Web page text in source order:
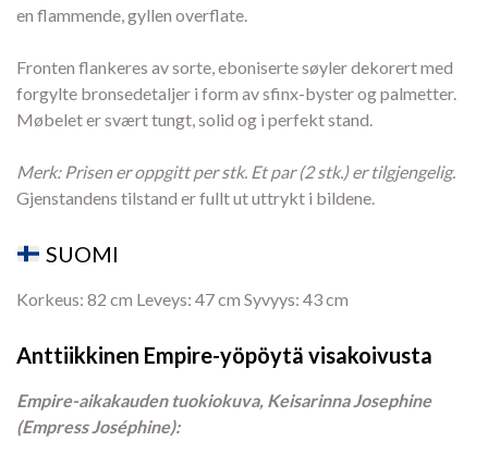
en flammende, gyllen overflate.
Fronten flankeres av sorte, eboniserte søyler dekorert med
forgylte bronsedetaljer i form av sfinx-byster og palmetter.
Møbelet er svært tungt, solid og i perfekt stand.
Merk: Prisen er oppgitt per stk. Et par (2 stk.) er tilgjengelig.
Gjenstandens tilstand er fullt ut uttrykt i bildene.
SUOMI
Korkeus: 82 cm Leveys: 47 cm Syvyys: 43 cm
Anttiikkinen Empire-yöpöytä visakoivusta
Empire-aikakauden tuokiokuva, Keisarinna Josephine
(Empress Joséphine):